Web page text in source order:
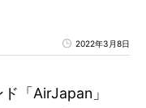
2022年3月8日
ド「AirJapan」